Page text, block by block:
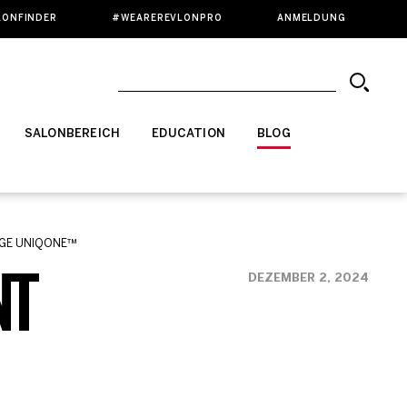
#WEAREREVLONPRO ANMELDUNG
SALONBEREICH EDUCATION BLOG
UNIQONE™️
DEZEMBER 2, 2024